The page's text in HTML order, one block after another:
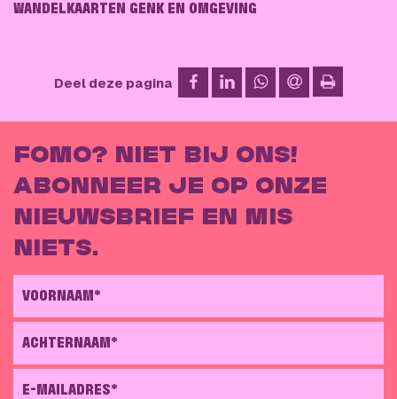
WANDELKAARTEN GENK EN OMGEVING
Deel deze pagina op Facebookop LinkedInop WhatsApp
via e-mail
FOMO? NIET BIJ ONS!
ABONNEER JE OP ONZE
NIEUWSBRIEF EN MIS
NIETS.
VOORNAAM*
ACHTERNAAM*
E-MAILADRES*